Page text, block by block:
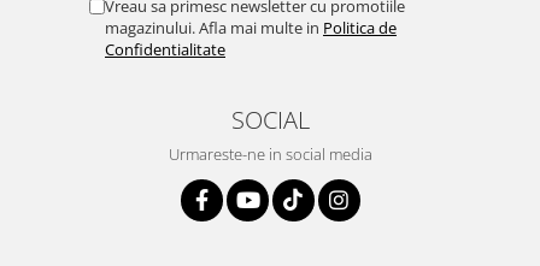
Vreau sa primesc newsletter cu promotiile
magazinului. Afla mai multe in Politica de
Confidentialitate
SOCIAL
Urmareste-ne in social media